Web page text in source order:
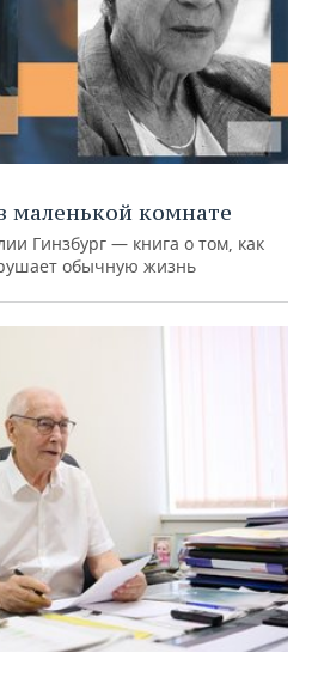
маленькой комнате
Гинзбург — книга о том, как
обычную жизнь